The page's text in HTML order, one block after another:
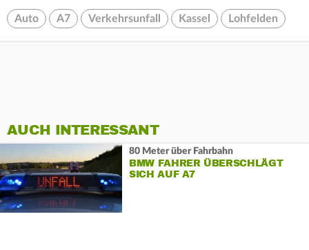
Auto A7 Verkehrsunfall Kassel Lohfelden
AUCH INTERESSANT
80 Meter über Fahrbahn
BMW FAHRER ÜBERSCHLÄGT
SICH AUF A7